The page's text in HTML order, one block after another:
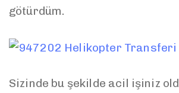
götürdüm.
Sizinde bu şekilde acil işiniz